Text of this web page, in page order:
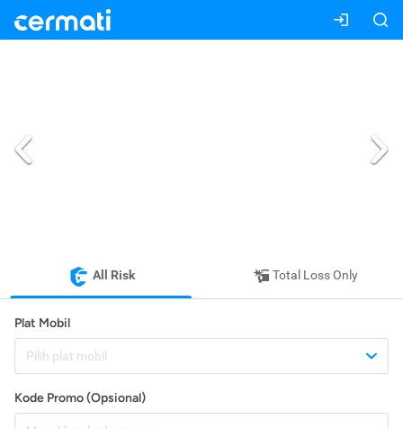
All Risk Total Loss Only
Plat Mobil
Pilih plat mobil
Kode Promo (Opsional)